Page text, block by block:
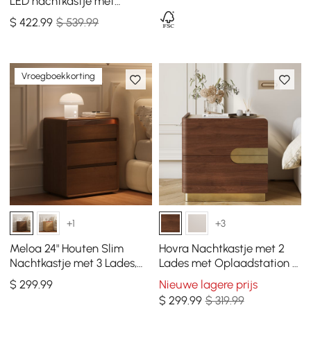
laadstation, set van 2
$422 .99 $ 539.99
Vroegboekkorting
+1
Meloa 24" Houten Slim
Nachtkastje met 3 Lades,
LED-verlichting &
Oplaadstation
$299.99
+3
Hovra Nachtkastje met 2
Lades met Oplaadstation &
Bovenblad van Travertijn
Sintersteen
Nieuwe lagere prijs
$ 299.99 $ 319.99